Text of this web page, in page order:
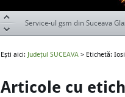
Ești aici: Județul SUCEAVA > Etichetă:
Articole cu